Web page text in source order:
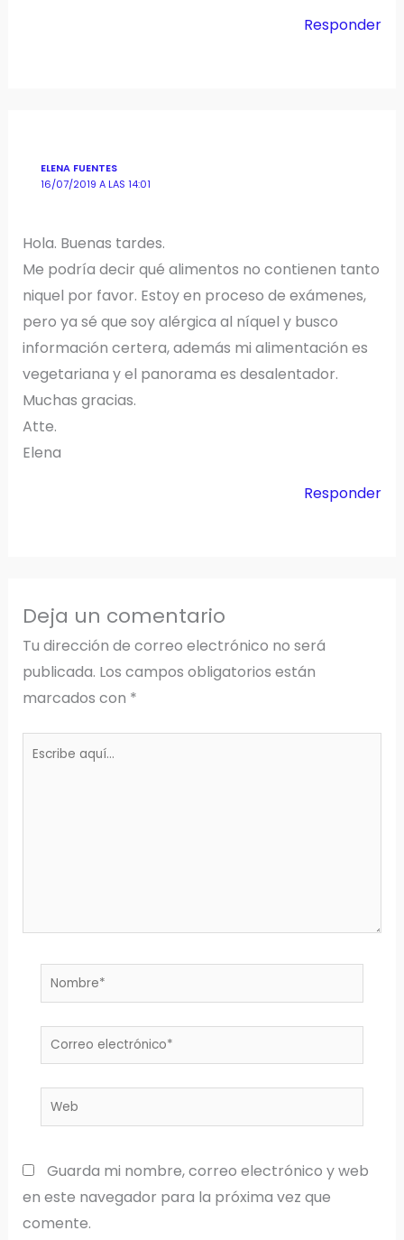
Responder
ELENA FUENTES
16/07/2019 A LAS 14:01
Hola. Buenas tardes.
Me podría decir qué alimentos no contienen tanto
niquel por favor. Estoy en proceso de exámenes,
pero ya sé que soy alérgica al níquel y busco
información certera, además mi alimentación es
vegetariana y el panorama es desalentador.
Muchas gracias.
Atte.
Elena
Responder
Deja un comentario
Tu dirección de correo electrónico no será
publicada. Los campos obligatorios están
marcados con *
Escribe
Nombre*
Correo
electrónico*
Web
Guarda mi nombre, correo electrónico y web
en este navegador para la próxima vez que
comente.